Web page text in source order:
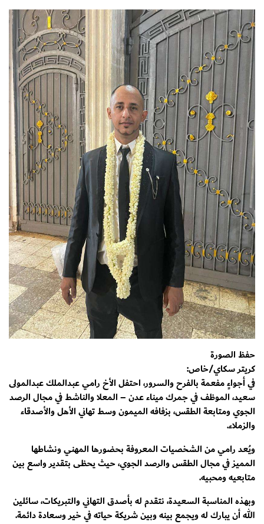
حفظ الصورة
كريتر سكاي/خاص:
في أجواءٍ مفعمة بالفرح والسرور، احتفل الأخ رامي عبدالملك عبدالمولى
سعيد، الموظف في جمرك ميناء عدن – المعلا والناشط في مجال الرصد
الجوي ومتابعة الطقس، بزفافه الميمون وسط تهاني الأهل والأصدقاء
والزملاء.
ويُعد رامي من الشخصيات المعروفة بحضورها المهني ونشاطها
المميز في مجال الطقس والرصد الجوي، حيث يحظى بتقدير واسع بين
متابعيه ومحبيه.
وبهذه المناسبة السعيدة، نتقدم له بأصدق التهاني والتبريكات، سائلين
الله أن يبارك له ويجمع بينه وبين شريكة حياته في خير وسعادة دائمة.